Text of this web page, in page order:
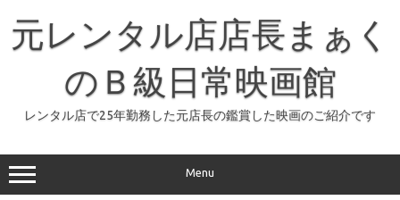
元レンタル店店長まぁく
のＢ級日常映画館
レンタル店で25年勤務した元店長の鑑賞した映画のご紹介です
Menu